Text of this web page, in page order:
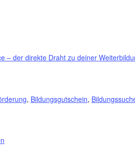
– der direkte Draht zu deiner
, Bildungsgutschein,